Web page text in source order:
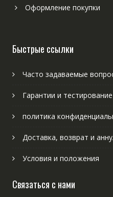
Оформление покупки
Быстрые ссылки
Часто задаваемые
Гарантии и тестирование
политика
Доставка, возврат и
Условия и положения
Связаться с нами